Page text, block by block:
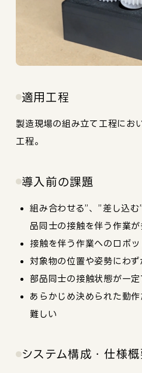
適用工程
製造現場の組み立て工程にお
工程。
導入前の課題
組み合わせる”、”差し込
品同士の接触を伴う作業が
接触を伴う作業へのロボ
対象物の位置や姿勢にわ
部品同士の接触状態が一定
あらかじめ決められた動
難しい
システム構成・仕様概